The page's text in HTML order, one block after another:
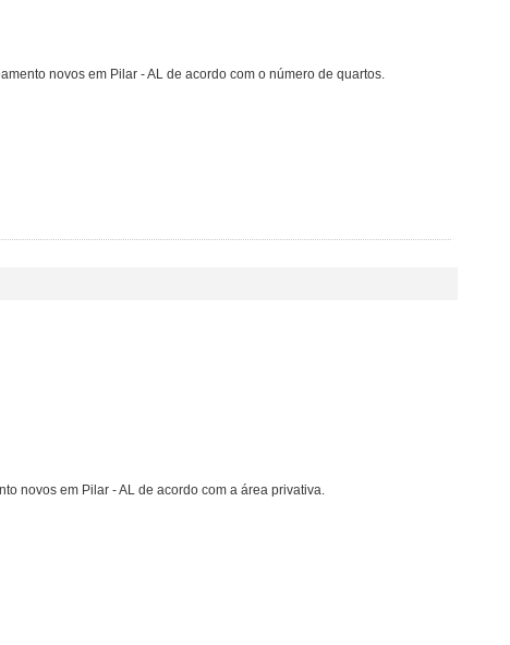
novos em Pilar - AL de acordo com o número de quartos.
novos em Pilar - AL de acordo com a área privativa.